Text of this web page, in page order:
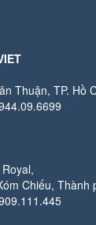
Thuận, TP. Hồ
Chiếu, Thành